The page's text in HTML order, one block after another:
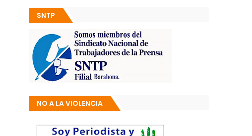
SNTP
NO A LA VIOLENCIA